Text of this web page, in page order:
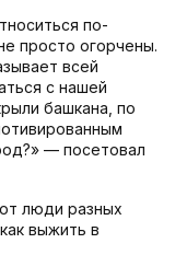
по-
просто огорчены.
всей
с нашей
башкана, по
— посетовал
люди разных
выжить в